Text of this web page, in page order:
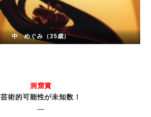
中 めぐみ（35歳）
洞窟賞
芸術的可能性が未知数！